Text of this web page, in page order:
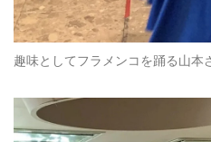
趣味としてフラメンコを踊る山本